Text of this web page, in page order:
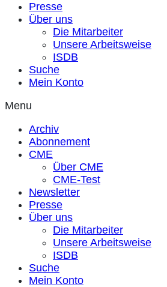
Presse
Über uns
Die Mitarbeiter
Unsere Arbeitsweise
ISDB
Suche
Mein Konto
Menu
Archiv
Abonnement
CME
Über CME
CME-Test
Newsletter
Presse
Über uns
Die Mitarbeiter
Unsere Arbeitsweise
ISDB
Suche
Mein Konto